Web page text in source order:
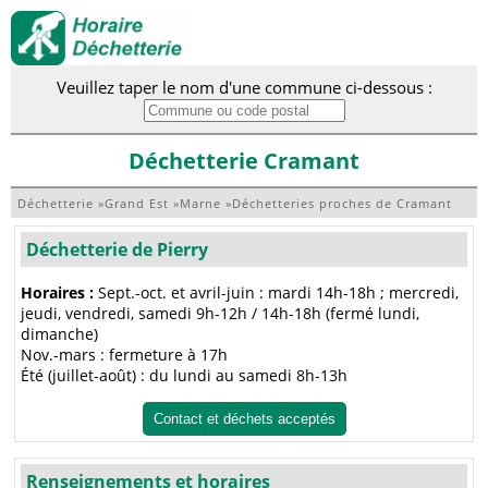
Veuillez taper le nom d'une commune ci-dessous :
Déchetterie Cramant
Déchetterie »Grand Est »Marne »Déchetteries proches de Cramant
Déchetterie de Pierry
Horaires : Sept.-oct. et avril-juin : mardi 14h-18h ; mercredi,
jeudi, vendredi, samedi 9h-12h / 14h-18h (fermé lundi,
dimanche)
Nov.-mars : fermeture à 17h
Été (juillet-août) : du lundi au samedi 8h-13h
Contact et déchets acceptés
Renseignements et horaires